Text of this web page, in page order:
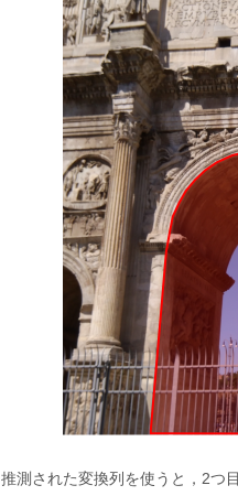
推測された変換列を使うと，2つ